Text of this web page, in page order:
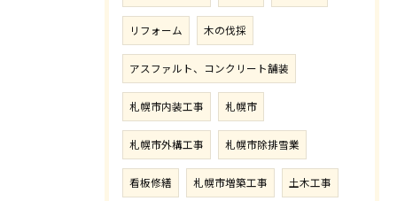
リフォーム 木の伐採
アスファルト、コンクリート舗装
札幌市内装工事 札幌市
札幌市外構工事 札幌市除排雪業
看板修繕 札幌市増築工事 土木工事